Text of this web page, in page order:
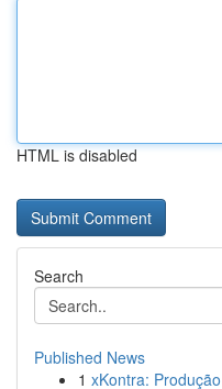
HTML is disabled
Search
Published News
1 xKontra: